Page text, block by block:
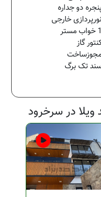
دو جداره
نورپردازی خارجی
گاز
تک برگ
در سرخرود